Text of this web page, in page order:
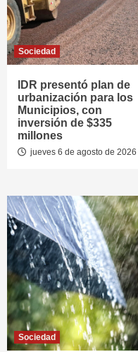
Sociedad
IDR presentó plan de
urbanización para los
Municipios, con
inversión de $335
millones
jueves 6 de agosto de 2026
Sociedad